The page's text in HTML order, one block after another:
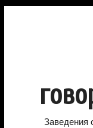
Заведения